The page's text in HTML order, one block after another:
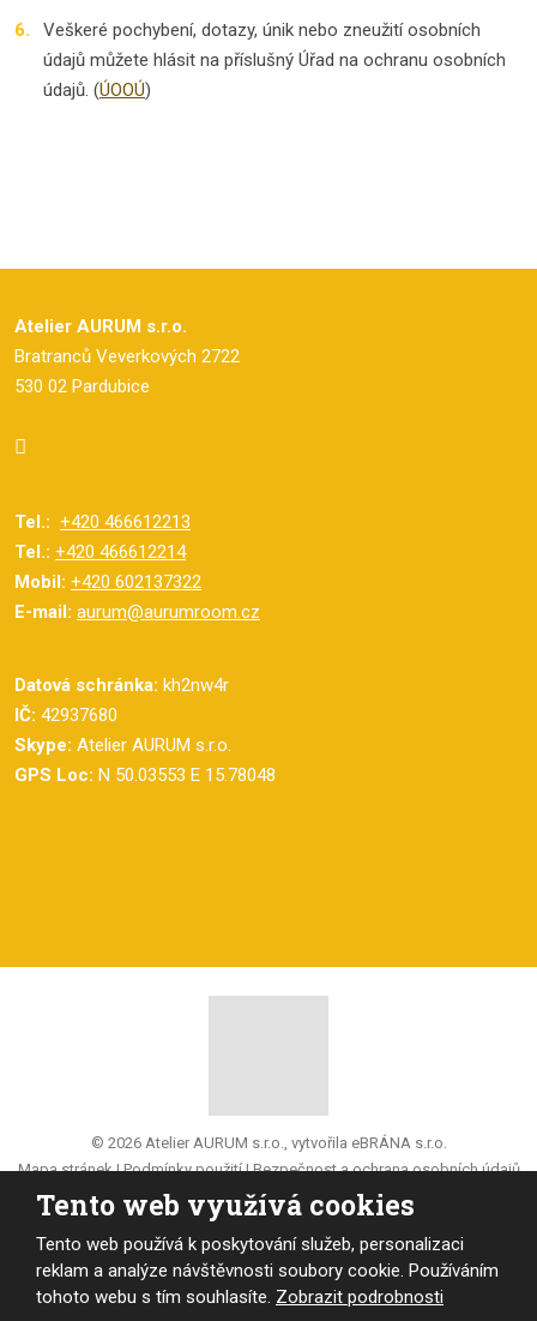
Veškeré pochybení, dotazy, únik nebo zneužití osobních
údajů můžete hlásit na příslušný Úřad na ochranu osobních
údajů. (ÚOOÚ)
Atelier AURUM s.r.o.
Bratranců Veverkových 2722
530 02 Pardubice
Tel.: +420 466612213
Tel.: +420 466612214
Mobil: +420 602137322
E-mail: aurum@aurumroom.cz
Datová schránka: kh2nw4r
IČ: 42937680
Skype: Atelier AURUM s.r.o.
GPS Loc: N 50.03553 E 15.78048
© 2026 Atelier AURUM s.r.o., vytvořila eBRÁNA s.r.o.
Mapa stránek |Podmínky použití |Bezpečnost a ochrana osobních údajů
VYROBILA
Tento web je chráněn pomocí Google ReCAPTCHA a platí pro něj
Tento web využívá cookies
Tento web používá k poskytování služeb, personalizaci
reklam a analýze návštěvnosti soubory cookie. Používáním
tohoto webu s tím souhlasíte. Zobrazit podrobnosti